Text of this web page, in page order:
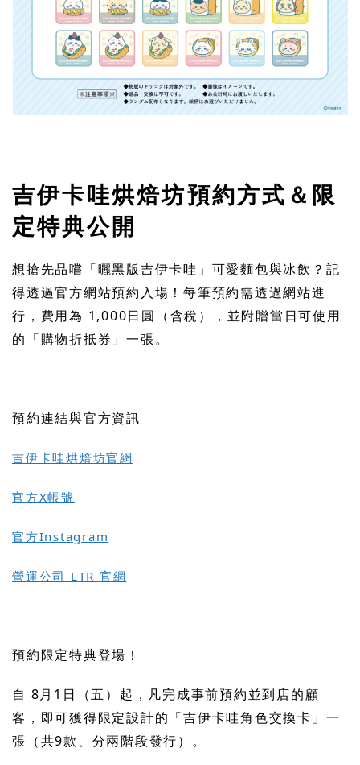
吉伊卡哇烘焙坊預約方式＆限
定特典公開
想搶先品嚐「曬黑版吉伊卡哇」可愛麵包與冰飲？記
得透過官方網站預約入場！每筆預約需透過網站進
行，費用為 1,000日圓（含稅）
，並附贈當日可使用
的「購物折抵券」一張。
預約連結與官方資訊
吉伊卡哇烘焙坊官網
官方X帳號
官方Instagram
營運公司 LTR 官網
預約限定特典登場！
自 8月1日（五）起 ，凡完成事前預約並到店的顧
客，即可獲得限定設計的「吉伊卡哇角色交換卡 」一
張（共9款、分兩階段發行）。